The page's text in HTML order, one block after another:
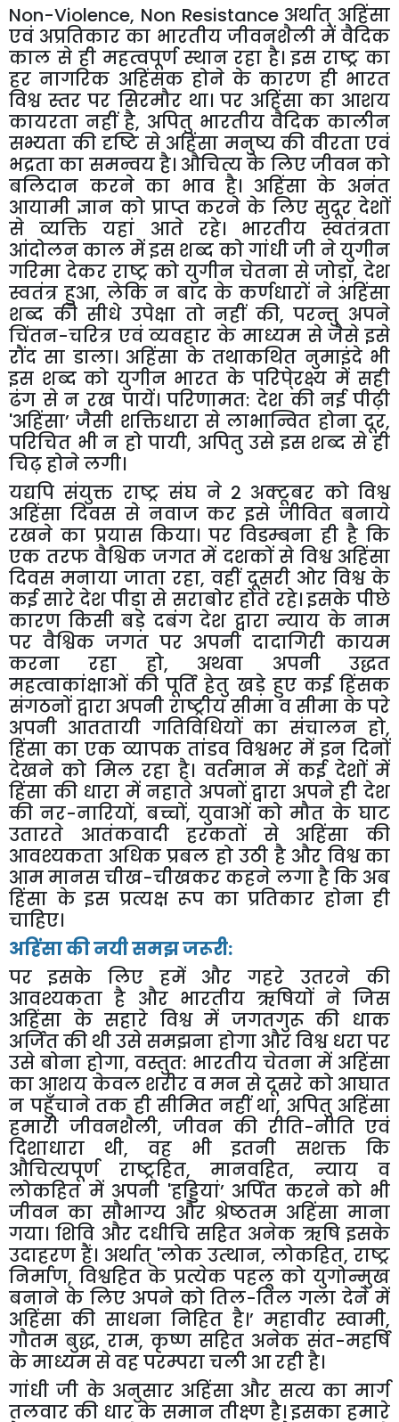
Non-Violence, Non Resistance अर्थात् अहिंसा
एवं अप्रतिकार का भारतीय जीवनशैली में वैदिक
काल से ही महत्वपूर्ण स्थान रहा है। इस राष्ट्र का
हर नागरिक अहिंसक होने के कारण ही भारत
विश्व स्तर पर सिरमौर था। पर अहिंसा का आशय
कायरता नहीं है, अपितु भारतीय वैदिक कालीन
सभ्यता की दृष्टि से अहिंसा मनुष्य की वीरता एवं
भद्रता का समन्वय है। औचित्य के लिए जीवन को
बलिदान करने का भाव है। अहिंसा के अनंत
आयामी ज्ञान को प्राप्त करने के लिए सुदूर देशों
से व्यक्ति यहां आते रहे। भारतीय स्वतंत्रता
आंदोलन काल में इस शब्द को गांधी जी ने युगीन
गरिमा देकर राष्ट्र को युगीन चेतना से जोड़ा, देश
स्वतंत्र हुआ, लेकि न बाद के कर्णधारों ने अहिंसा
शब्द की सीधे उपेक्षा तो नहीं की,परन्तु अपने
चिंतन-चरित्र एवं व्यवहार के माध्यम से जैसे इसे
रौंद सा डाला। अहिंसा के तथाकथित नुमाइंदे भी
इस शब्द को युगीन भारत के परिपे्रक्ष्य में सही
ढंग से न रख पायें। परिणामत: देश की नई पीढ़ी
'अहिंसा’जैसी शक्तिधारा से लाभान्वित होना दूर,
परिचित भी न हो पायी, अपितु उसे इस शब्द से ही
चिढ़ होने लगी।
यद्यपि संयुक्त राष्ट्र संघ ने 2 अक्टूबर को विश्व
अहिंसा दिवस से नवाज कर इसे जीवित बनाये
रखने का प्रयास किया। पर विडम्बना ही है कि
एक तरफ वैश्विक जगत में दशकों से विश्व अहिंसा
दिवस मनाया जाता रहा, वहीं दूसरी ओर विश्व के
कई सारे देश पीड़ा से सराबोर होते रहे। इसके पीछे
कारण किसी बड़े दबंग देश द्वारा न्याय के नाम
पर वैश्विक जगत पर अपनी दादागिरी कायम
करना रहा हो, अथवा अपनी उद्धत
महत्वाकांक्षाओं की पूर्ति हेतु खड़े हुए कई हिंसक
संगठनों द्वारा अपनी राष्ट्रीय सीमा व सीमा के परे
अपनी आततायी गतिविधियों का संचालन हो,
हिंसा का एक व्यापक तांडव विश्वभर में इन दिनों
देखने को मिल रहा है। वर्तमान में कई देशों में
हिंसा की धारा में नहाते अपनों द्वारा अपने ही देश
की नर-नारियों, बच्चों, युवाओं को मौत के घाट
उतारते आतंकवादी हरकतों से अहिंसा की
आवश्यकता अधिक प्रबल हो उठी है और विश्व का
आम मानस चीख-चीखकर कहने लगा है कि अब
हिंसा के इस प्रत्यक्ष रूप का प्रतिकार होना ही
चाहिए।
अहिंसा की नयी समझ जरूरी:
पर इसके लिए हमें और गहरे उतरने की
आवश्यकता है और भारतीय ऋषियों ने जिस
अहिंसा के सहारे विश्व में जगतगुरू की धाक
अर्जित की थी उसे समझना होगा और विश्व धरा पर
उसे बोना होगा,वस्तुत: भारतीय चेतना में अहिंसा
का आशय केवल शरीर व मन से दूसरे को आघात
न पहुँचाने तक ही सीमित नहीं था, अपितु अहिंसा
हमारी जीवनशैली, जीवन की रीति-नीति एवं
दिशाधारा थी, वह भी इतनी सशक्त कि
औचित्यपूर्ण राष्ट्रहित, मानवहित, न्याय व
लोकहित में अपनी 'हड्डियां’ अर्पित करने को भी
जीवन का सौभाग्य और श्रेष्ठतम अहिंसा माना
गया। शिवि और दधीचि सहित अनेक ऋषि इसके
उदाहरण हैं। अर्थात् 'लोक उत्थान, लोकहित,राष्ट्र
निर्माण, विश्वहित के प्रत्येक पहलू को युगोन्मुख
बनाने के लिए अपने को तिल-तिल गला देने में
अहिंसा की साधना निहित है।’ महावीर स्वामी,
गौतम बुद्ध, राम, कृष्ण सहित अनेक संत-महर्षि
के माध्यम से वह परम्परा चली आ रही है।
गांधी जी के अनुसार अहिंसा और सत्य का मार्ग
तलवार की धार के समान तीक्ष्ण है। इसका हमारे